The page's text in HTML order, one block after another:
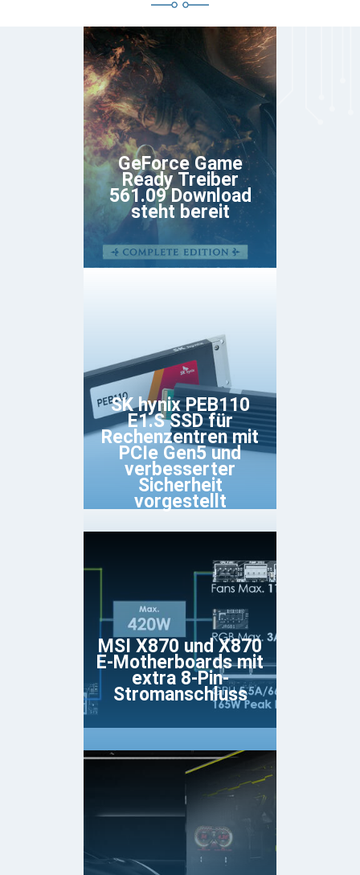
GeForce Game
Ready Treiber
561.09 Download
steht bereit
SK hynix PEB110
E1.S SSD für
Rechenzentren mit
PCIe Gen5 und
verbesserter
Sicherheit
vorgestellt
MSI X870 und X870
E-Motherboards mit
extra 8-Pin-
Stromanschluss